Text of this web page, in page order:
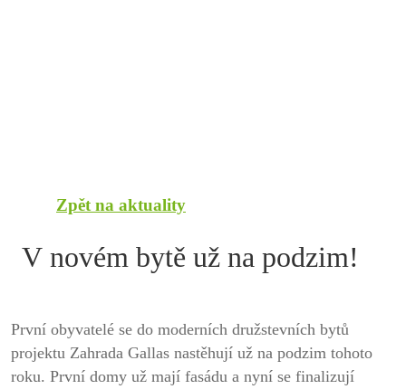
Zpět na aktuality
V novém bytě už na podzim!
První obyvatelé se do moderních družstevních bytů
projektu Zahrada Gallas nastěhují už na podzim tohoto
roku. První domy už mají fasádu a nyní se finalizují